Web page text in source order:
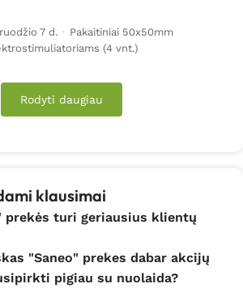
7 d. · Pakaitiniai 50x50mm
(4 vnt.)
Rodyti daugiau
klausimai
prekės turi geriausius klientų
"Saneo" prekes dabar akcijų
pigiau su nuolaida?